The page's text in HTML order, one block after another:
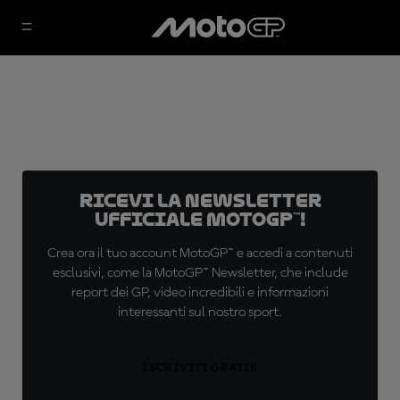
Ricevi la newsletter
ufficiale MotoGP™!
Crea ora il tuo account MotoGP™ e accedi a contenuti
esclusivi, come la MotoGP™ Newsletter, che include
report dei GP, video incredibili e informazioni
interessanti sul nostro sport.